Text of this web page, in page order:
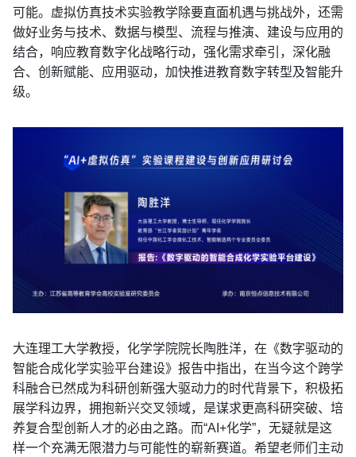
可能。虚拟仿真技术实验教学除要直面机遇与挑战外，还需
做好业务与技术、数据与模型、流程与推演、建设与应用的
结合，响应教育数字化战略行动，强化需求牵引，深化融
合、创新赋能、应用驱动，加快推进教育数字转型及智能升
级。
大连理工大学教授，化学学院院长陶胜洋，在《数字驱动的
智能合成化学实验平台建设》报告中指出，在当今这个跨学
科融合已然成为科研创新强大驱动力的时代背景下，积极拓
展学科边界，拥抱新兴交叉领域，是谋求更高科研突破、培
养复合型创新人才的必由之路。而“AI+化学”，无疑就是这
样一个充满无限潜力与可能性的崭新赛道。希望老师们主动